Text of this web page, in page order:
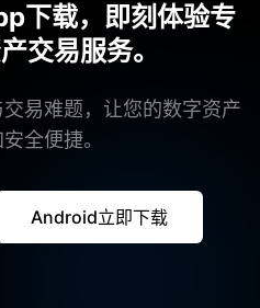
下载，即刻体验专
交易服务。
易难题，让您的数字资产
全便捷。
Android立即下载